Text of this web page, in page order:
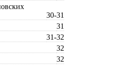
30-31
31
31-32
32
32